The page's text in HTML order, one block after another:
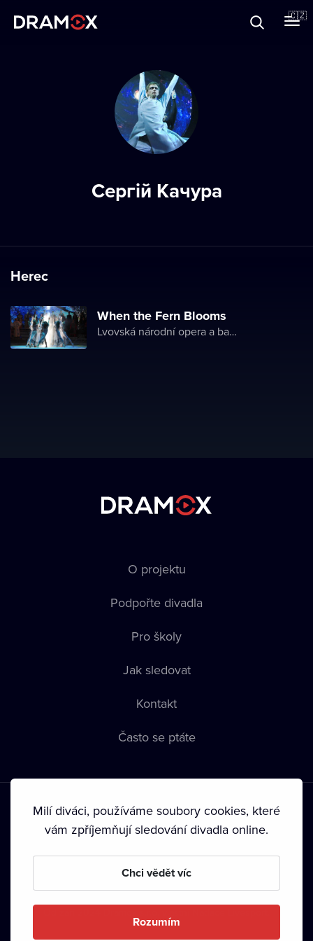
🇨🇿
Сергій Качура
Herec
When the Fern Blooms
Lvovská národní opera a balet
O projektu
Podpořte divadla
Pro školy
Jak sledovat
Kontakt
Často se ptáte
Podmínky používání • Ochrana soukromí • Zásady používání
• Autorská práva•
Milí diváci, používáme soubory cookies, které
vám zpříjemňují sledování divadla online.
Chci vědět víc
Rozumím